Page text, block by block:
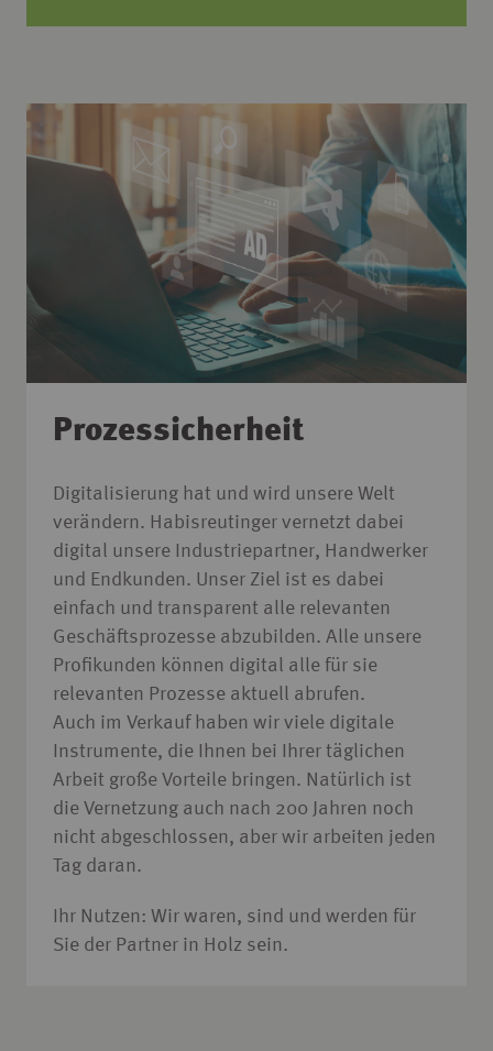
Prozessicherheit
Digitalisierung hat und wird unsere Welt
verändern. Habisreutinger vernetzt dabei
digital unsere Industriepartner, Handwerker
und Endkunden. Unser Ziel ist es dabei
einfach und transparent alle relevanten
Geschäftsprozesse abzubilden. Alle unsere
Profikunden können digital alle für sie
relevanten Prozesse aktuell abrufen.
Auch im Verkauf haben wir viele digitale
Instrumente, die Ihnen bei Ihrer täglichen
Arbeit große Vorteile bringen. Natürlich ist
die Vernetzung auch nach 200 Jahren noch
nicht abgeschlossen, aber wir arbeiten jeden
Tag daran.
Ihr Nutzen: Wir waren, sind und werden für
Sie der Partner in Holz sein.